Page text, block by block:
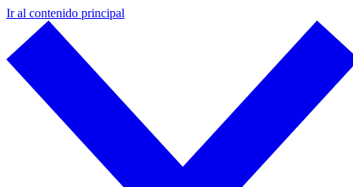
Ir al contenido principal